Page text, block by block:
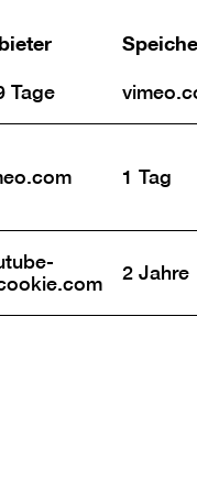
2.8.21)
gegangen
der Regel in
künstlerischen
Werke zu
möglichst
Tage
1 Tag
2 Jahre